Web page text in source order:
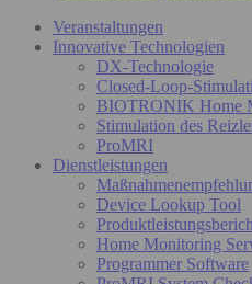
Veranstaltungen
Innovative Technologien
DX-Technologie
Closed-Loop-
BIOTRONIK Home
Stimulation des
ProMRI
Dienstleistungen
Device Lookup Tool
Home Monitoring
Programmer Software